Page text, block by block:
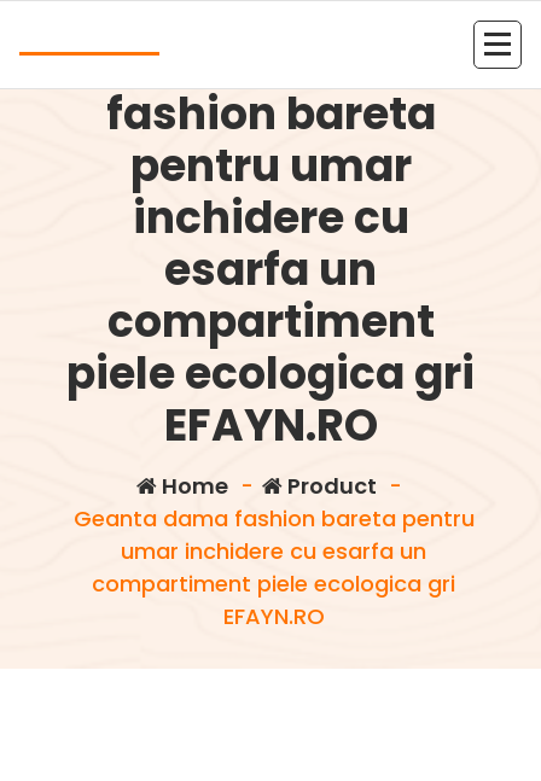
Geanta dama
fashion bareta
pentru umar
inchidere cu
esarfa un
compartiment
piele ecologica gri
EFAYN.RO
Home- Product -
Geanta dama fashion bareta pentru
umar inchidere cu esarfa un
compartiment piele ecologica gri
EFAYN.RO